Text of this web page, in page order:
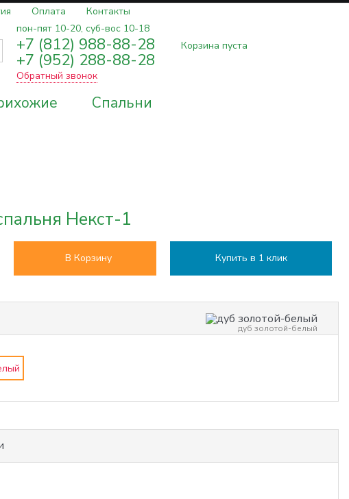
Оплата
Контакты
пон-пят 10-20, суб-вос 10-18
+7 (812) 988-88-28
+7 (952) 288-88-28
Обратный звонок
Корзина пуста
Спальни
Некст-1
В Корзину Купить в 1 клик
дуб золотой-белый